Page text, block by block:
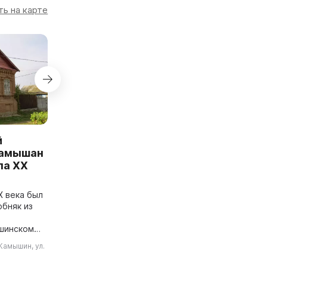
на карте
XX
века был
из
большой
ул.